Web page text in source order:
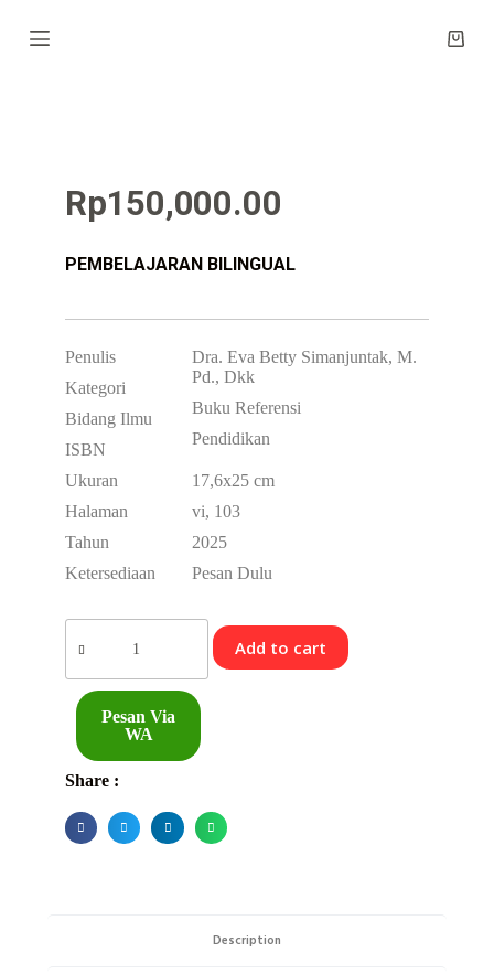
k
Rp150,000.00
PEMBELAJARAN BILINGUAL
Penulis
Kategori
Bidang Ilmu
ISBN
Ukuran
Halaman
Tahun
Ketersediaan
Dra. Eva Betty Simanjuntak, M.
Pd., Dkk
Buku Referensi
Pendidikan
17,6x25 cm
vi, 103
2025
Pesan Dulu
Add to cart
Pesan Via
WA
Share :
Description